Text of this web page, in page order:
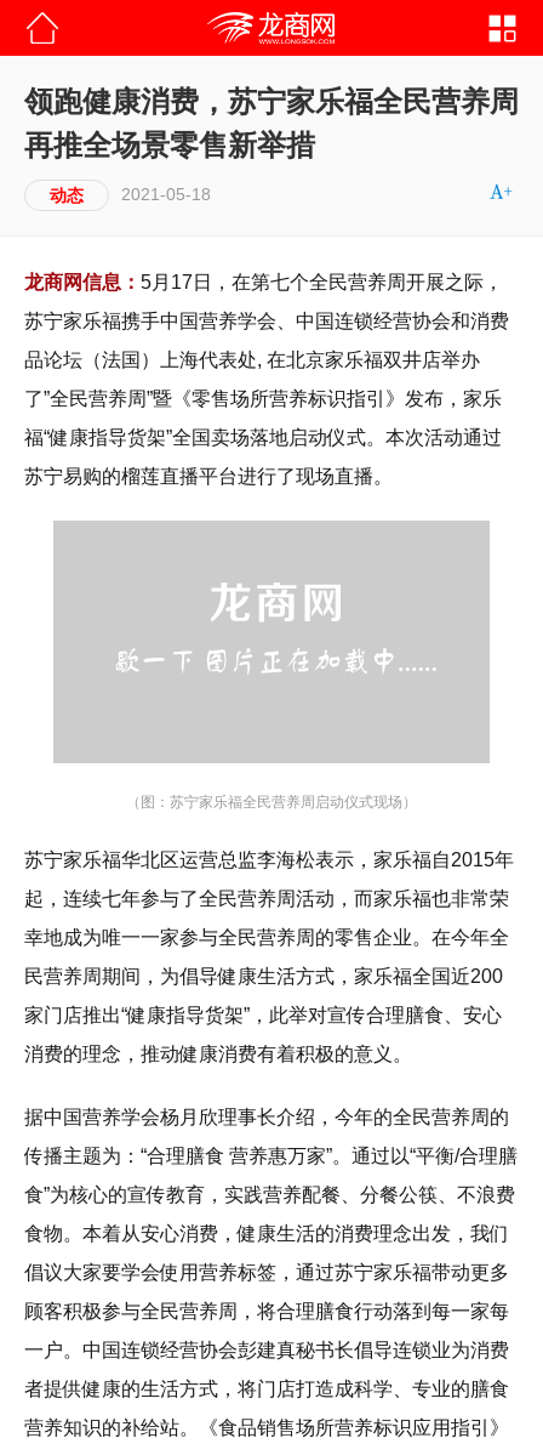
领跑健康消费，苏宁家乐福全民营养周
再推全场景零售新举措
动态 2021-05-18
龙商网信息： 5月17日，在第七个全民营养周开展之际，
苏宁家乐福携手中国营养学会、中国连锁经营协会和消费
品论坛（法国）上海代表处, 在北京家乐福双井店举办
了”全民营养周”暨《零售场所营养标识指引》发布，家乐
福“健康指导货架”全国卖场落地启动仪式。本次活动通过
苏宁易购的榴莲直播平台进行了现场直播。
（图：苏宁家乐福全民营养周启动仪式现场）
苏宁家乐福华北区运营总监李海松表示，家乐福自2015年
起，连续七年参与了全民营养周活动，而家乐福也非常荣
幸地成为唯一一家参与全民营养周的零售企业。在今年全
民营养周期间，为倡导健康生活方式，家乐福全国近200
家门店推出“健康指导货架”，此举对宣传合理膳食、安心
消费的理念，推动健康消费有着积极的意义。
据中国营养学会杨月欣理事长介绍，今年的全民营养周的
传播主题为：“合理膳食 营养惠万家”。通过以“平衡/合理膳
食”为核心的宣传教育，实践营养配餐、分餐公筷、不浪费
食物。本着从安心消费，健康生活的消费理念出发，我们
倡议大家要学会使用营养标签，通过苏宁家乐福带动更多
顾客积极参与全民营养周，将合理膳食行动落到每一家每
一户。中国连锁经营协会彭建真秘书长倡导连锁业为消费
者提供健康的生活方式，将门店打造成科学、专业的膳食
营养知识的补给站。《食品销售场所营养标识应用指引》